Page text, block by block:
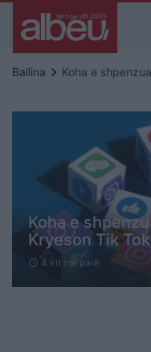
Ballina keyboard_arrow_right Koha e
Koha e
Kryeson Tik
schedule 4 vit me parë